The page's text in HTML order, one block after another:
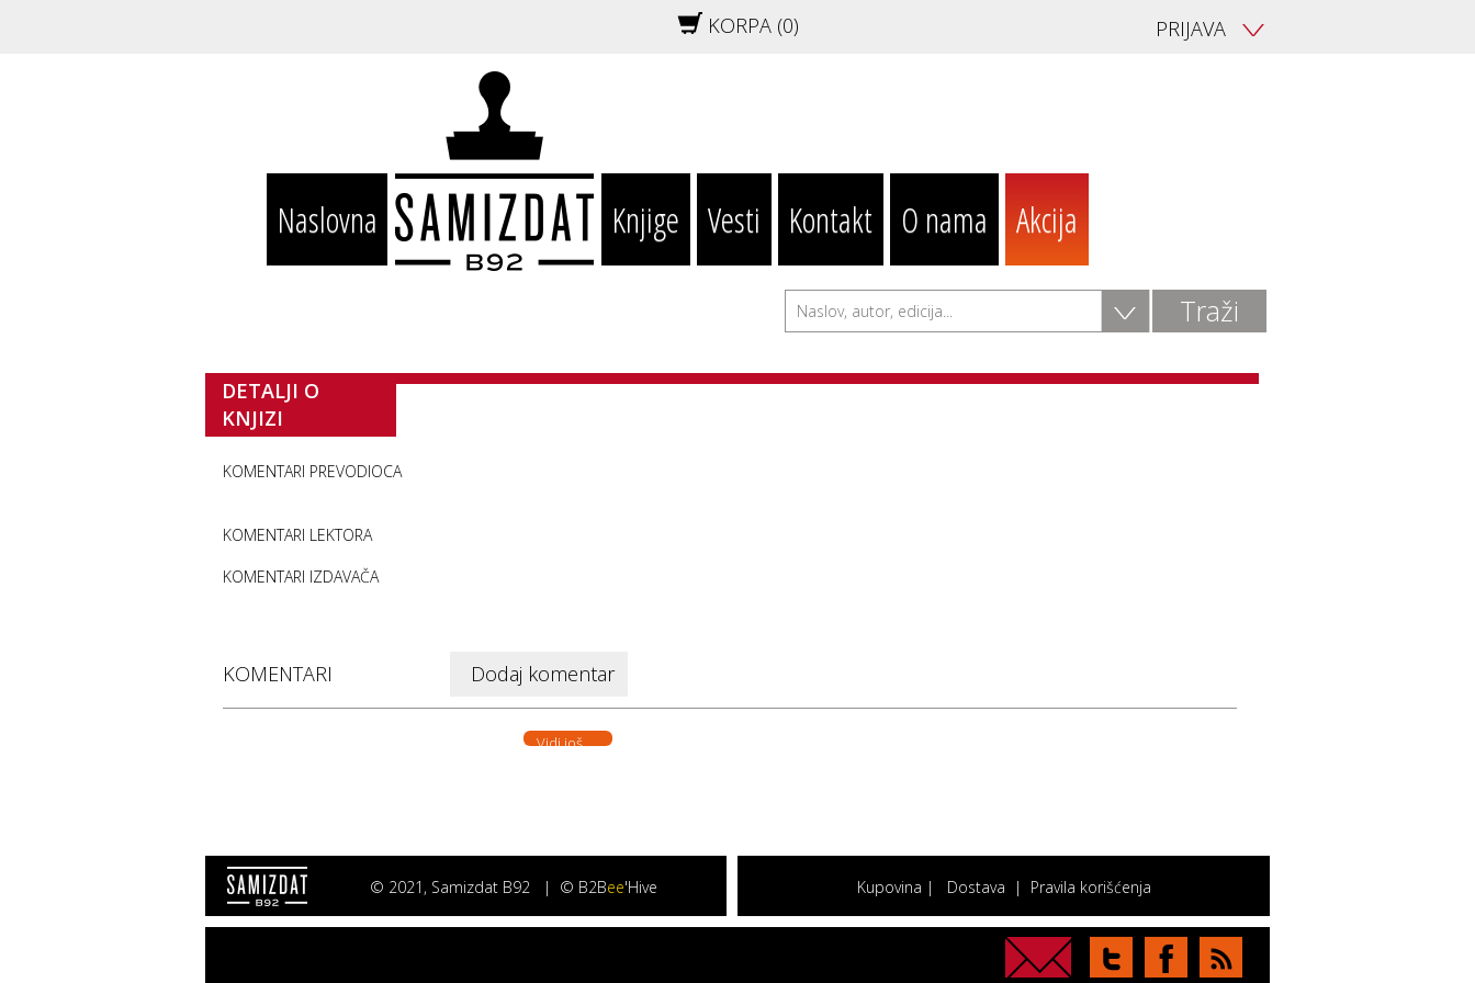
KORPA (0) PRIJAVA V
Naslovna Knjige Vesti Kontakt O nama Akcija
V
DETALJI O
KNJIZI
KOMENTARI PREVODIOCA
KOMENTARI LEKTORA
KOMENTARI IZDAVAČA
KOMENTARI Dodaj komentar
Vidi još. . .
© 2021 , Samizdat B92 | © B2Bee'Hive Kupovina | Dostava | Pravila korišćenja